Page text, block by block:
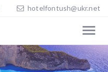
hotelfontush@ukr.net